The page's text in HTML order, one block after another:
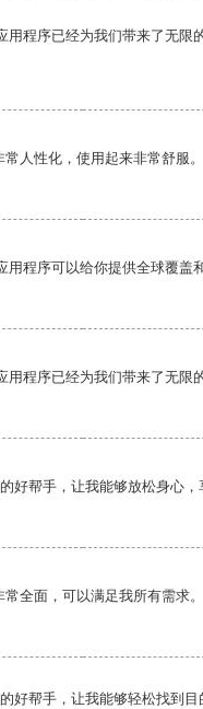
用程序已经为我们带来了无限
人性化，使用起来非常舒服。
用程序可以给你提供全球覆盖
用程序已经为我们带来了无限
好帮手，让我能够放松身心，
全面，可以满足我所有需求。
好帮手，让我能够轻松找到